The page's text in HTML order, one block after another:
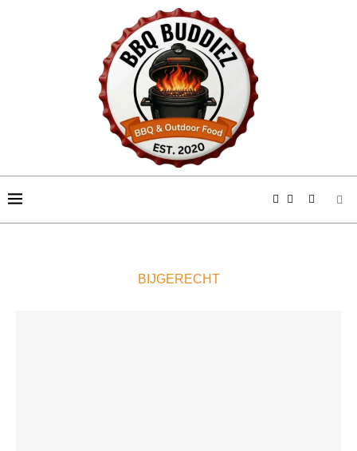
BIJGERECHT